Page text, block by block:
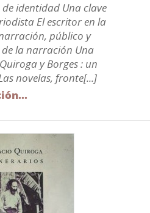
identidad Una clave
El escritor en la
público y
la narración Una
y Borges : un
novelas, fronte[...]